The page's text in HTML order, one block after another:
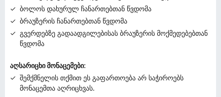
ბოლოს დახურულ ჩანართებთან წვდომა
ბრაუზერის ჩანართებთან წვდომა
გვერდებზე გადაადგილებისას ბრაუზერის მოქმედებებთან
წვდომა
აღსარიცხი მონაცემები:
შემქმნელის თქმით ეს გაფართოება არ საჭიროებს
მონაცემთა აღრიცხვას.